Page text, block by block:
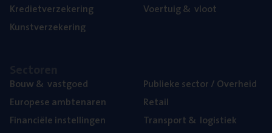
Kre­diet­ver­ze­ke­ring
Kunst­ver­ze­ke­ring
Voer­tuig& vloot
Bouw& vastgoed
Euro­pe­se ambtenaren
Finan­ci­ë­le instellingen
Publie­ke sec­tor / Overheid
Retail
Trans­port& logistiek